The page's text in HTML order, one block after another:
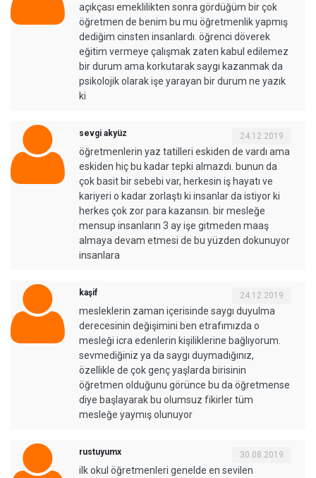
açıkçası emeklilikten sonra gördüğüm bir çok
öğretmen de benim bu mu öğretmenlik yapmış
dediğim cinsten insanlardı. öğrenci döverek
eğitim vermeye çalışmak zaten kabul edilemez
bir durum ama korkutarak saygı kazanmak da
psikolojik olarak işe yarayan bir durum ne yazık
ki
sevgi akyüz 24.12.2019
öğretmenlerin yaz tatilleri eskiden de vardı ama
eskiden hiç bu kadar tepki almazdı. bunun da
çok basit bir sebebi var, herkesin iş hayatı ve
kariyeri o kadar zorlaştı ki insanlar da istiyor ki
herkes çok zor para kazansın. bir mesleğe
mensup insanların 3 ay işe gitmeden maaş
almaya devam etmesi de bu yüzden dokunuyor
insanlara
kaşif 24.12.2019
mesleklerin zaman içerisinde saygı duyulma
derecesinin değişimini ben etrafımızda o
mesleği icra edenlerin kişiliklerine bağlıyorum.
sevmediğiniz ya da saygı duymadığınız,
özellikle de çok genç yaşlarda birisinin
öğretmen olduğunu görünce bu da öğretmense
diye başlayarak bu olumsuz fikirler tüm
mesleğe yaymış olunuyor
rustuyumx 30.08.2019
ilk okul öğretmenleri genelde en sevilen